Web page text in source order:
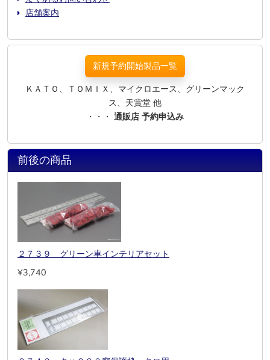
店舗案内
新規予約開始製品一覧
ＫＡＴＯ、ＴＯＭＩＸ、マイクロエース、グリーンマック
ス、天賞堂 他
・・・ 通販店 予約申込み
前後の商品
２７３９ グリーン車インテリアセット
¥3,740